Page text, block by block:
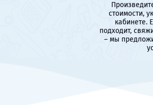
стоимости,
кабинете.
подходит,
– мы